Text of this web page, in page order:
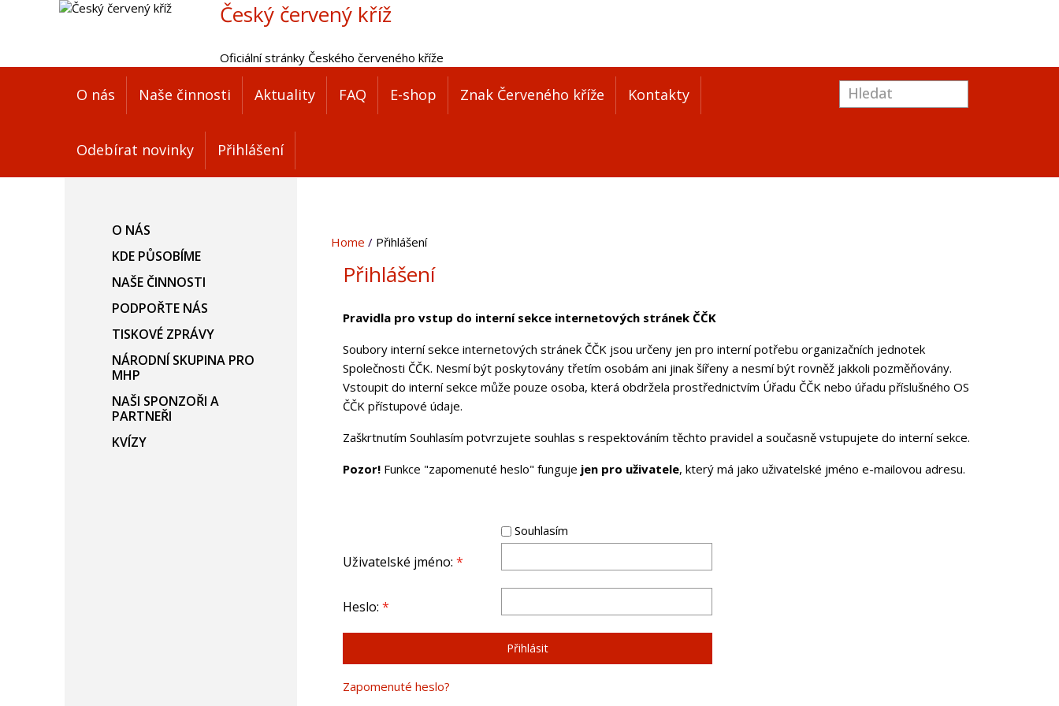
Český červený kříž
Oficiální stránky Českého červeného kříže
O nás Naše činnosti Aktuality FAQ E-shop Znak Červeného kříže Kontakty
Odebírat novinky Přihlášení
Home Přihlášení
Přihlášení
Pravidla pro vstup do interní sekce internetových stránek ČČK
Soubory interní sekce internetových stránek ČČK jsou určeny jen pro interní potřebu organizačních jednotek
Společnosti ČČK. Nesmí být poskytovány třetím osobám ani jinak šířeny a nesmí být rovněž jakkoli pozměňovány.
Vstoupit do interní sekce může pouze osoba, která obdržela prostřednictvím Úřadu ČČK nebo úřadu příslušného OS
ČČK přístupové údaje.
Zaškrtnutím Souhlasím potvrzujete souhlas s respektováním těchto pravidel a současně vstupujete do interní sekce.
Pozor!Funkce "zapomenuté heslo" funguje jen pro uživatele, který má jako uživatelské jméno e-mailovou adresu.
Souhlasím
Uživatelské jméno: *
Heslo: *
Zapomenuté heslo?
O NÁS
KDE PŮSOBÍME
NAŠE ČINNOSTI
PODPOŘTE NÁS
TISKOVÉ ZPRÁVY
NÁRODNÍ SKUPINA PRO
MHP
NAŠI SPONZOŘI A
PARTNEŘI
KVÍZY